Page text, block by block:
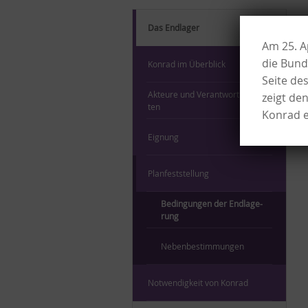
Das End­la­ger
Kon­rad im Über­blick
Ak­teu­re und Ver­ant­wort­lich­kei­
ten
Eig­nung
Plan­fest­stel­lung
Be­din­gun­gen der End­la­ge­
rung
Ne­ben­be­stim­mun­gen
Not­wen­dig­keit von Kon­rad
Am 25.
die
Seite
zeigt
Konrad